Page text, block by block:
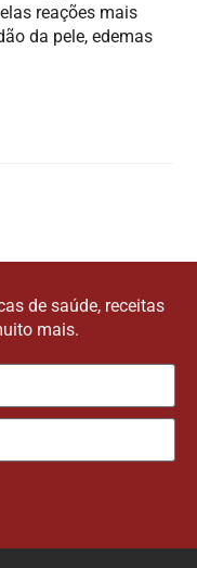
reações mais
da pele, edemas
de saúde, receitas
mais.